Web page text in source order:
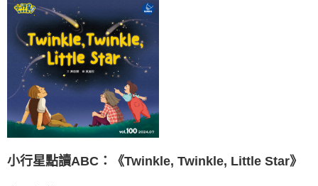
小行星點讀ABC：《Twinkle, Twinkle, Little Star》